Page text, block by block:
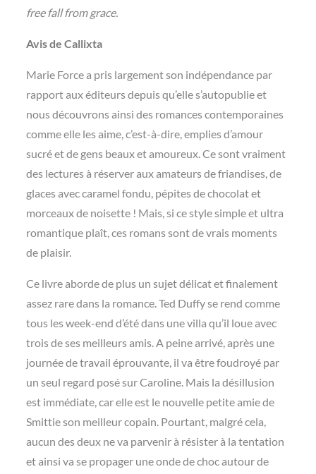
free fall from grace.
Avis de Callixta
Marie Force a pris largement son indépendance par
rapport aux éditeurs depuis qu’elle s’autopublie et
nous découvrons ainsi des romances contemporaines
comme elle les aime, c’est-à-dire, emplies d’amour
sucré et de gens beaux et amoureux. Ce sont vraiment
des lectures à réserver aux amateurs de friandises, de
glaces avec caramel fondu, pépites de chocolat et
morceaux de noisette ! Mais, si ce style simple et ultra
romantique plaît, ces romans sont de vrais moments
de plaisir.
Ce livre aborde de plus un sujet délicat et finalement
assez rare dans la romance. Ted Duffy se rend comme
tous les week-end d’été dans une villa qu’il loue avec
trois de ses meilleurs amis. A peine arrivé, après une
journée de travail éprouvante, il va être foudroyé par
un seul regard posé sur Caroline. Mais la désillusion
est immédiate, car elle est le nouvelle petite amie de
Smittie son meilleur copain. Pourtant, malgré cela,
aucun des deux ne va parvenir à résister à la tentation
et ainsi va se propager une onde de choc autour de